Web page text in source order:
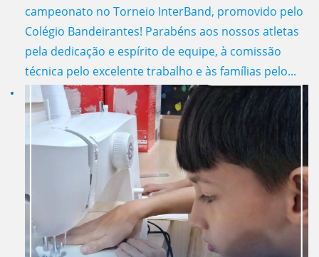
campeonato no Torneio InterBand, promovido pelo
Colégio Bandeirantes! Parabéns aos nossos atletas
pela dedicação e espírito de equipe, à comissão
técnica pelo excelente trabalho e às famílias pelo...